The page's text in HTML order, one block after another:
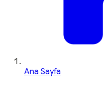
Ana Sayfa